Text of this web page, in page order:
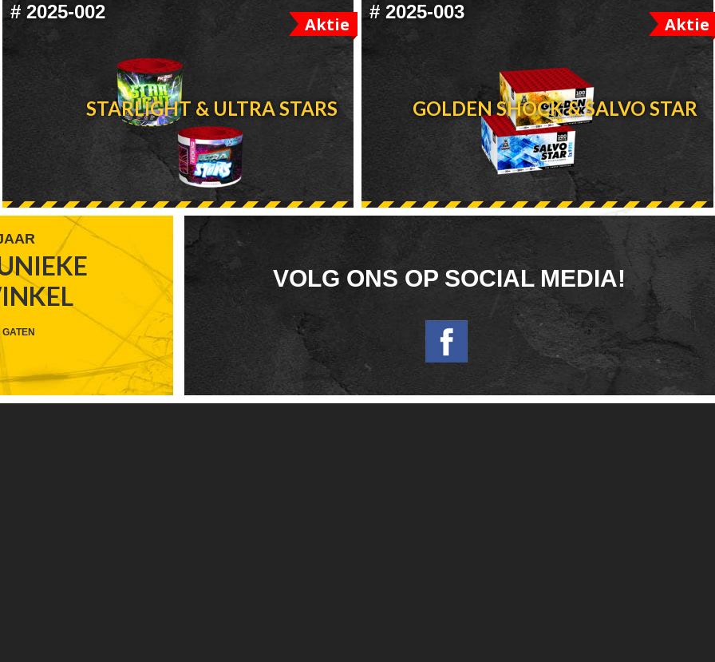
# 2025-002
Aktie
STARLIGHT & ULTRA STARS
#2025-003
Aktie
GOLDEN SHOCK & SALVO STAR
FOOTER
WIDGET
HEADER
SOCIAL
VOLG ONS OP SOCIAL MEDIA!